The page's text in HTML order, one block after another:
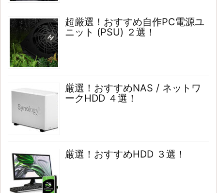
超厳選！おすすめ自作PC電源ユ
ニット (PSU) ２選！
厳選！おすすめNAS / ネットワ
ークHDD ４選！
厳選！おすすめHDD ３選！